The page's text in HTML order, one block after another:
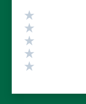
Valutazione